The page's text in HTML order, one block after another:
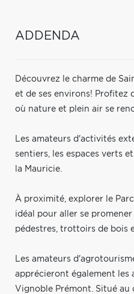
ADDENDA
Découvrez le charme de
et de ses environs! Profitez
où nature et plein air se
Les amateurs d'activités
sentiers, les espaces verts
la Mauricie.
À proximité, explorer le
idéal pour aller se
pédestres, trottoirs de bois
Les amateurs
apprécieront également les
Vignoble Prémont. Situé au